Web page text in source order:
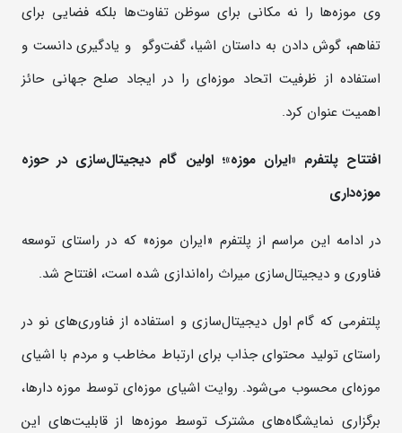
وی موزه‌ها را نه مکانی برای سوظن تفاوت‌ها بلکه فضایی برای
تفاهم، گوش دادن به داستان اشیا، گفت‌وگو و یادگیری دانست و
استفاده از ظرفیت اتحاد موزه‌ای را در ایجاد صلح جهانی حائز
اهمیت عنوان کرد.
افتتاح پلتفرم «ایران موزه»؛ اولین گام دیجیتال‌سازی در حوزه
موزه‌داری
در ادامه این مراسم از پلتفرم «ایران موزه» که در راستای توسعه
فناوری و دیجیتال‌سازی میراث راه‌اندازی شده است، افتتاح شد.
پلتفرمی که گام اول دیجیتال‌سازی و استفاده از فناوری‌های نو در
راستای تولید محتوای جذاب برای ارتباط مخاطب و مردم با اشیای
موزه‌ای محسوب می‌شود. روایت اشیای موزه‌ای توسط موزه دارها،
برگزاری نمایشگاه‌های مشترک توسط موزه‌ها از قابلیت‌های این